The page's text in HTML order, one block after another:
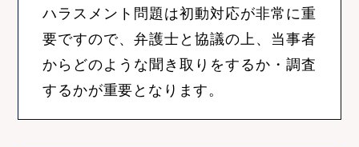
ハラスメント問題は初動対応が非常に重
要ですので、弁護士と協議の上、当事者
からどのような聞き取りをするか・調査
するかが重要となります。